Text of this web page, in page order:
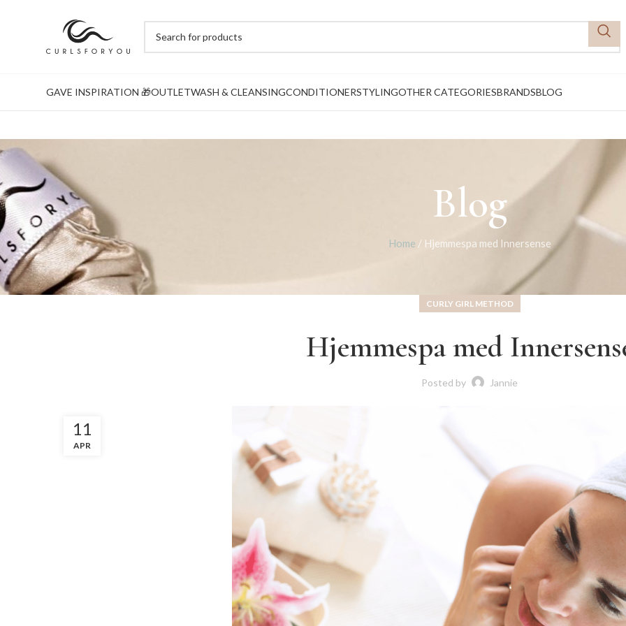
GAVE INSPIRATION 🎁OUTLETWASH & CLEANSINGCONDITIONERSTYLINGOTHER CATEGORIESBRANDSBLOG
Blog
Home / Hjemmespa med Innersense
CURLY GIRL METHOD
Hjemmespa med
Posted by Jannie
11
APR